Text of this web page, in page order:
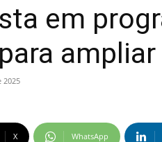
em
2025
X WhatsApp